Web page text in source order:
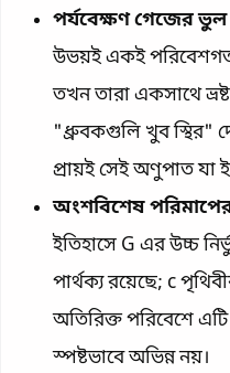
পর্যবেক্ষণ গেজের ভুল
উভয়ই একই পরিবেশগত
তখন তারা একসাথে
"ধ্রুবকগুলি খুব স্থির"
প্রায়ই সেই অণুপাত যা
অংশবিশেষ
ইতিহাসে G এর উচ্চ
পার্থক্য রয়েছে; c
অতিরিক্ত পরিবেশে
স্পষ্টভাবে অভিন্ন নয়।